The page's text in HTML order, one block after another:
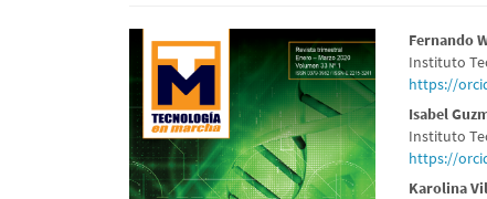
Barra
lateral
del
artículo
del
Fernando
Instituto
https://
Isabel
Instituto
https://
Karolina